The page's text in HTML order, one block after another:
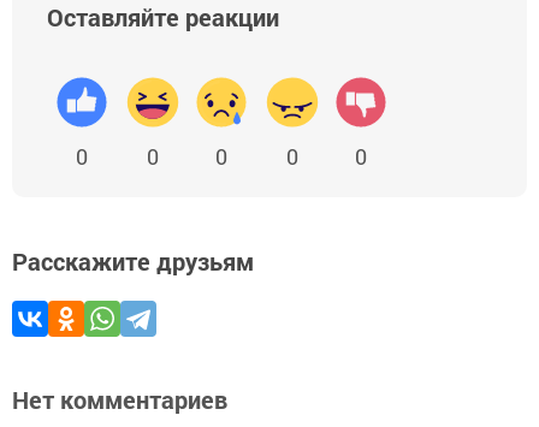
Оставляйте реакции
0 0 0 0 0
Расскажите друзьям
Нет комментариев